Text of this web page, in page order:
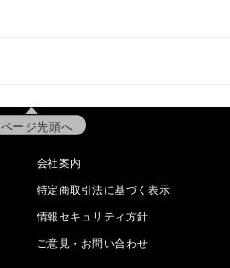
ページ先頭へ
会社案内
特定商取引法に基づく表示
情報セキュリティ方針
ご意見・お問い合わせ